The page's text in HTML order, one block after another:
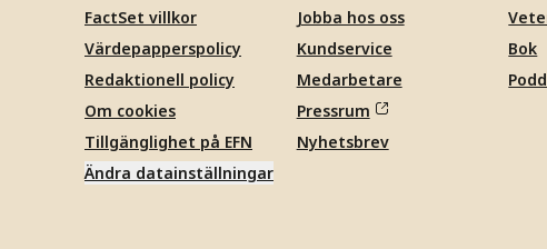
FactSet villkor
Värdepapperspolicy
Redaktionell policy
Om cookies
Tillgänglighet på EFN
Ändra datainställningar
Jobba hos oss
Kundservice
Medarbetare
Pressrum
Nyhetsbrev
Bok
Podd